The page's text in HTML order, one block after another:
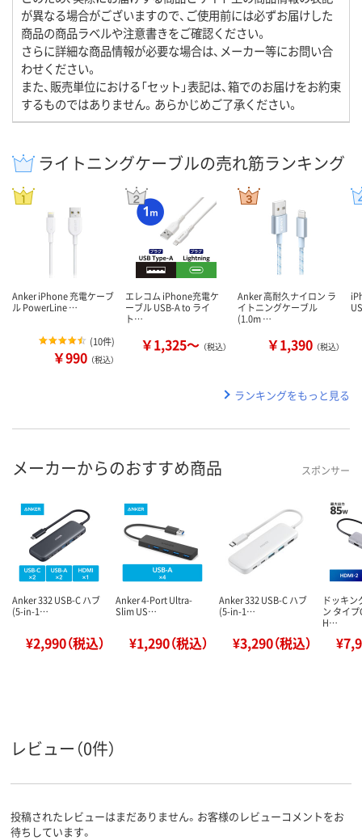
が異なる場合がございますので、ご使用前には必ずお届けした
商品の商品ラベルや注意書きをご確認ください。
さらに詳細な商品情報が必要な場合は、メーカー等にお問い合
わせください。
また、販売単位における「セット」表記は、箱でのお届けをお約束
するものではありません。あらかじめご了承ください。
ライトニングケーブルの売れ筋ランキング
Anker iPhone 充電ケーブ
ル PowerLine …
(10件)
￥990 （税込）
エレコム iPhone充電ケ
ーブル USB-A to ライ
ト…
￥1,325～ （税込）
Anker 高耐久ナイロン ラ
イトニングケーブル
(1.0m …
￥1,390 （税込）
ランキングをもっと見る
メーカーからのおすすめ商品 スポンサー
Anker 332 USB-C ハブ
(5-in-1…
¥2,990（税込）
Anker 4-Port Ultra-
Slim US…
¥1,290（税込）
Anker 332 USB-C ハブ
(5-in-1…
¥3,290（税込）
ドッキ
ン タイ
H…
レビュー（0件）
投稿されたレビューはまだありません。お客様のレビューコメントをお
待ちしています。